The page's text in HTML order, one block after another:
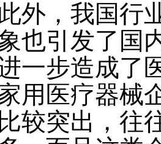
，我国行业
也引发了国
一步造成了
用医疗器械
较突出，往